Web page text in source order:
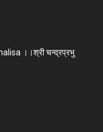
।।श्री चन्द्रप्रभु